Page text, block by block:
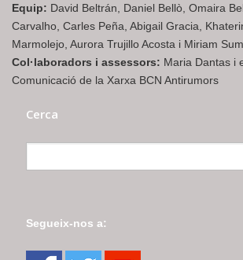
Equip: David Beltrán, Daniel Bellò, Omaira
Carvalho, Carles Peña, Abigail Gracia,
Marmolejo, Aurora Trujillo Acosta i Miriam
Col·laboradors i assessors: Maria Dantas i
Comunicació de la Xarxa BCN Antirumors
Cerca
Segueix-nos a: